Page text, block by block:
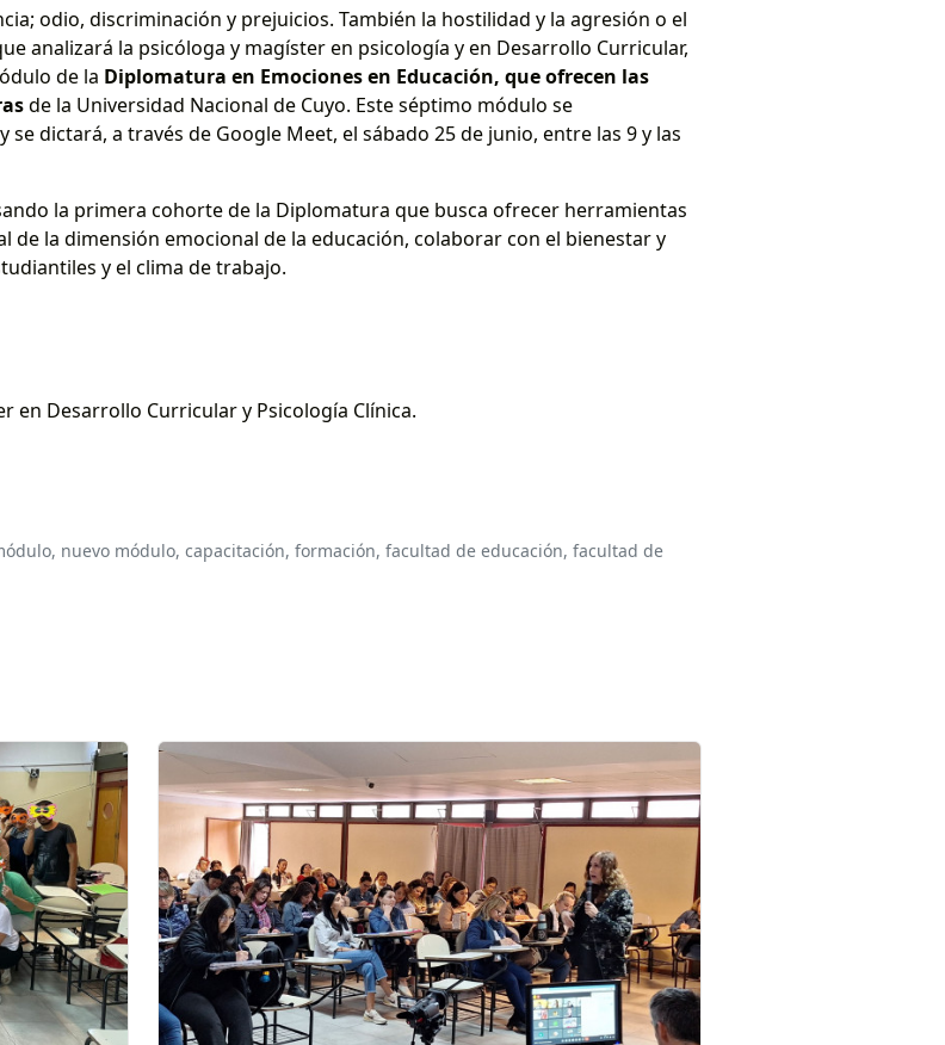
odio, discriminación y prejuicios. También la hostilidad y la agresión o el
analizará la psicóloga y magíster en psicología y en Desarrollo Curricular,
de la Diplomatura en Emociones en Educación, que ofrecen las
de la Universidad Nacional de Cuyo. Este séptimo módulo se
y se dictará, a través de Google Meet, el sábado 25 de junio, entre las 9 y las
la primera cohorte de la Diplomatura que busca ofrecer herramientas
la dimensión emocional de la educación, colaborar con el bienestar y
y el clima de trabajo.
en Desarrollo Curricular y Psicología Clínica.
nuevo módulo, capacitación, formación, facultad de educación, facultad de